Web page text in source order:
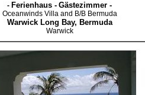
- Ferienhaus - Gästezimmer -
Oceanwinds Villa and B/B Bermuda
Warwick Long Bay, Bermuda
Warwick